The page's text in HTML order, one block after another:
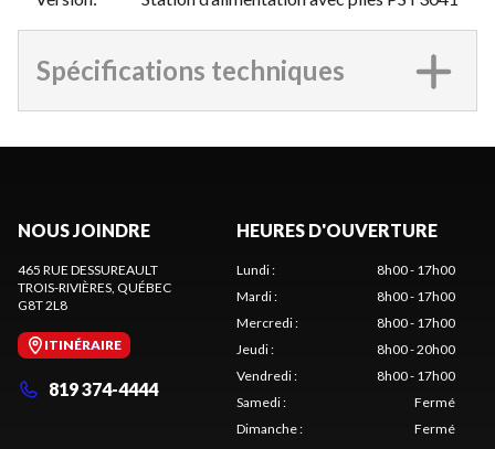
Spécifications techniques
NOUS JOINDRE
465 RUE DESSUREAULT
TROIS-RIVIÈRES, QUÉBEC
G8T 2L8
ITINÉRAIRE
819 374-4444
HEURES D'OUVERTURE
Lundi:
8h00 - 17h00
Mardi:
8h00 - 17h00
Mercredi:
8h00 - 17h00
Jeudi:
8h00 - 20h00
Vendredi:
8h00 - 17h00
Samedi:
Fermé
Dimanche: Fermé